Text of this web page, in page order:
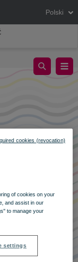
Polski
of cookies on your
and assist in our
to manage your
settings
cookies (revocation)